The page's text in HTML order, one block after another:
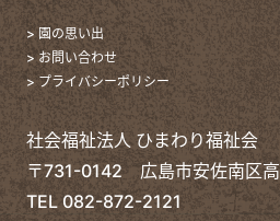
> 園の思い出
> お問い合わせ
> プライバシーポリシー
社会福祉法人 ひまわり福祉会
〒731-0142 広島市安佐南区
TEL 082-872-2121